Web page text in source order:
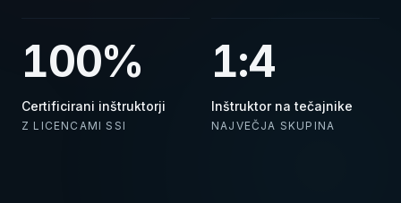
100%
Certificirani inštruktorji
Z LICENCAMI SSI
1:4
Inštruktor na tečajnike
NAJVEČJA SKUPINA